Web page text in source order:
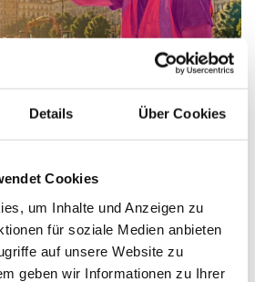
Details Über Cookies
Cookies
um Inhalte und Anzeigen zu
für soziale Medien anbieten
auf unsere Website zu
geben wir Informationen zu Ihrer
2026